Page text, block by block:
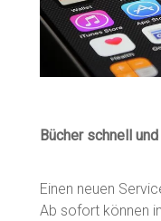
Bücher schnell
Einen neuen
Ab sofort können